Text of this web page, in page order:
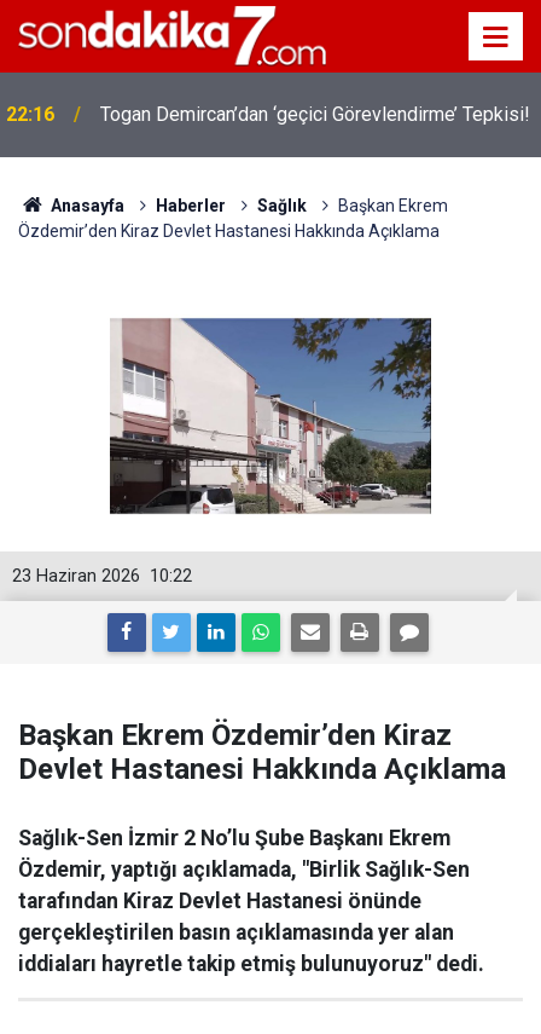
22:16 Togan Demircan’dan ‘geçici Görevlendirme’ Tepkisi!
Anasayfa Haberler Sağlık
Başkan Ekrem
Özdemir’den Kiraz Devlet Hastanesi Hakkında Açıklama
10:22
23 Haziran 2026
Başkan Ekrem Özdemir’den Kiraz
Devlet Hastanesi Hakkında Açıklama
Sağlık-Sen İzmir 2 No’lu Şube Başkanı Ekrem
Özdemir, yaptığı açıklamada, "Birlik Sağlık-Sen
tarafından Kiraz Devlet Hastanesi önünde
gerçekleştirilen basın açıklamasında yer alan
iddiaları hayretle takip etmiş bulunuyoruz" dedi.